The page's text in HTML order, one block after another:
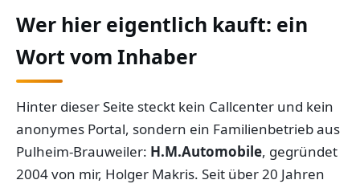
Wer hier eigentlich kauft: ein
Wort vom Inhaber
Hinter dieser Seite steckt kein Callcenter und kein
anonymes Portal, sondern ein Familienbetrieb aus
Pulheim-Brauweiler: H.M.Automobile, gegründet
2004 von mir, Holger Makris. Seit über 20 Jahren